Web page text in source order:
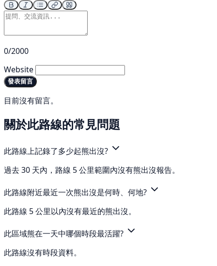
0/2000
Website
發表留言
目前沒有留言。
關於此路線的常見問題
此路線上記錄了多少起熊出沒?
過去 30 天內，路線 5 公里範圍內沒有熊出沒報告。
此路線附近最近一次熊出沒是何時、何地?
此路線 5 公里以內沒有最近的熊出沒。
此區域熊在一天中哪個時段最活躍?
此路線沒有時段資料。